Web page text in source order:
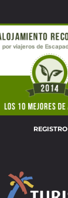
REGISTRO